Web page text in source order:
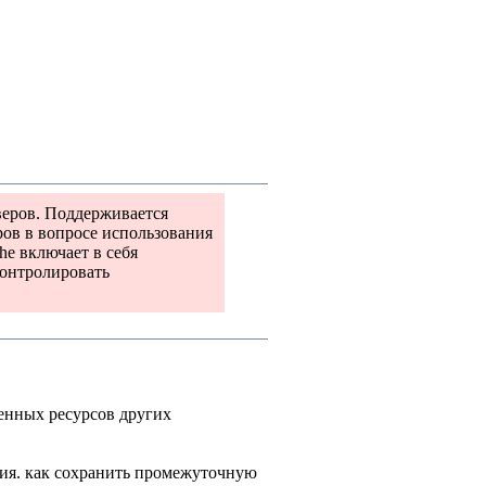
Поддерживается
в вопросе использования
включает в себя
ресурсов других
как сохранить промежуточную